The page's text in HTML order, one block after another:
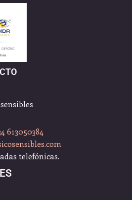
613050384
telefónicas.